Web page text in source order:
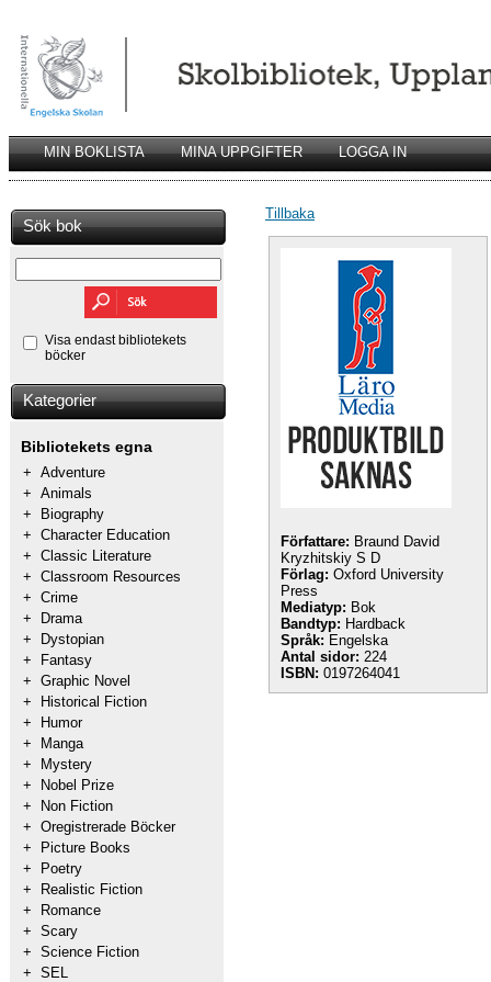
MIN BOKLISTA MINA UPPGIFTER LOGGA IN
Sök bok
Visa endast bibliotekets
böcker
Kategorier
Bibliotekets egna
+ Adventure
+ Animals
+
Biography
+ Character Education
+ Classic Literature
+ Classroom Resources
+ Crime
+
Drama
+
Dystopian
+
Fantasy
+ Graphic Novel
+
Historical Fiction
+
Humor
+
Manga
+
Mystery
+
Nobel Prize
+
Non Fiction
+ Oregistrerade Böcker
+
Picture Books
+
Poetry
+
Realistic Fiction
+
Romance
+ Scary
+ Science Fiction
+ SEL
Tillbaka
Författare: Braund David
Kryzhitskiy S D
Förlag: Oxford University
Press
Mediatyp: Bok
Bandtyp: Hardback
Språk: Engelska
Antal sidor: 224
ISBN: 0197264041